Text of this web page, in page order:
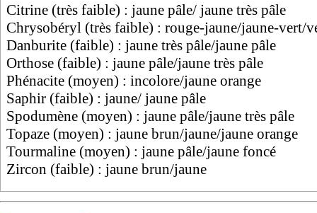
Citrine (très faible) : jaune pâle/ jaune très pâle
Chrysobéryl (très faible) : rouge-jaune/jaune-vert/
Danburite (faible) : jaune très pâle/jaune pâle
Orthose (faible) : jaune pâle/jaune très pâle
Phénacite (moyen) : incolore/jaune orange
Saphir (faible) : jaune/ jaune pâle
Spodumène (moyen) : jaune pâle/jaune très pâle
Topaze (moyen) : jaune brun/jaune/jaune orange
Tourmaline (moyen) : jaune pâle/jaune foncé
Zircon (faible) : jaune brun/jaune